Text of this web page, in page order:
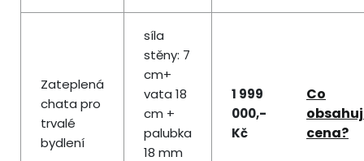
Zateplená
chata pro
trvalé
bydlení
síla
stěny: 7
cm+
vata 18
cm +
palubka
18 mm
1 999
000,-
Kč
Co
cena?